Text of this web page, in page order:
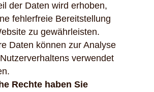
der Daten wird erhoben,
fehlerfreie Bereitstellung
zu gewährleisten.
Daten können zur Analyse
verwendet
Rechte haben Sie